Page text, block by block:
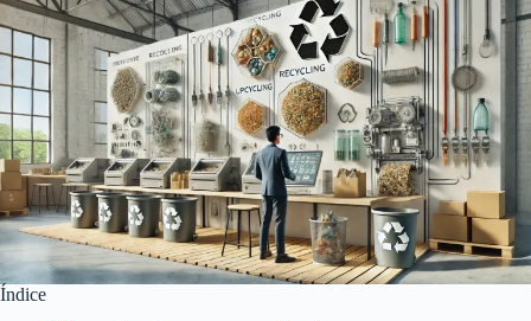
Índice